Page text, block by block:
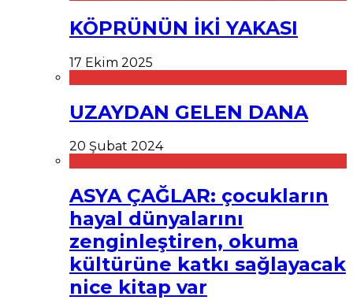
KÖPRÜNÜN İKİ YAKASI
17 Ekim 2025
UZAYDAN GELEN DANA
20 Şubat 2024
ASYA ÇAĞLAR: çocukların
hayal dünyalarını
zenginleştiren, okuma
kültürüne katkı sağlayacak
nice kitap var